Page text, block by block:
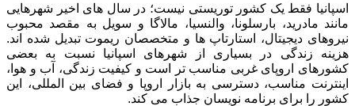
اسپانیا فقط یک کشور توریستی نیست؛ در سال های اخیر شهرهایی
مانند مادرید، بارسلونا، والنسیا، مالاگا و سویل به مقصد محبوب
نیروهای دیجیتال، استارتاپ ها و متخصصان ریموت تبدیل شده اند.
هزینه زندگی در بسیاری از شهرهای اسپانیا نسبت به بعضی
کشورهای اروپای غربی مناسب تر است و کیفیت زندگی، آب و هوا،
اینترنت مناسب، دسترسی به بازار اروپا و فضای بین المللی، این
کشور را برای برنامه نویسان جذاب می کند.